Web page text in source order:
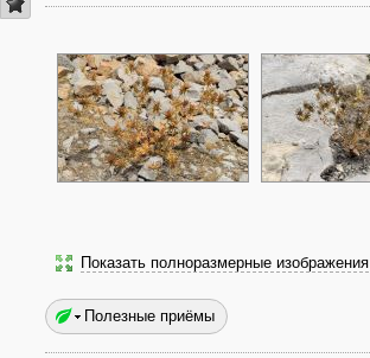
Показать полноразмерные изображения
Полезные приёмы